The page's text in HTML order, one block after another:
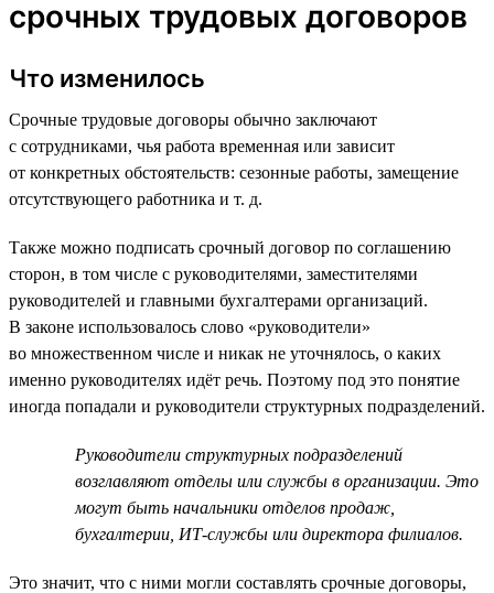
срочных трудовых договоров
Что изменилось
Срочные трудовые договоры обычно заключают
с сотрудниками, чья работа временная или зависит
от конкретных обстоятельств: сезонные работы, замещение
отсутствующего работника и т. д.
Также можно подписать срочный договор по соглашению
сторон, в том числе с руководителями, заместителями
руководителей и главными бухгалтерами организаций.
В законе использовалось слово «руководители»
во множественном числе и никак не уточнялось, о каких
именно руководителях идёт речь. Поэтому под это понятие
иногда попадали и руководители структурных подразделений.
Руководители структурных подразделений
возглавляют отделы или службы в организации. Это
могут быть начальники отделов продаж,
бухгалтерии, ИТ-службы или директора филиалов.
Это значит, что с ними могли составлять срочные договоры,